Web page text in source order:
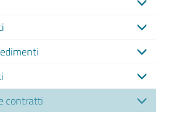
contratti